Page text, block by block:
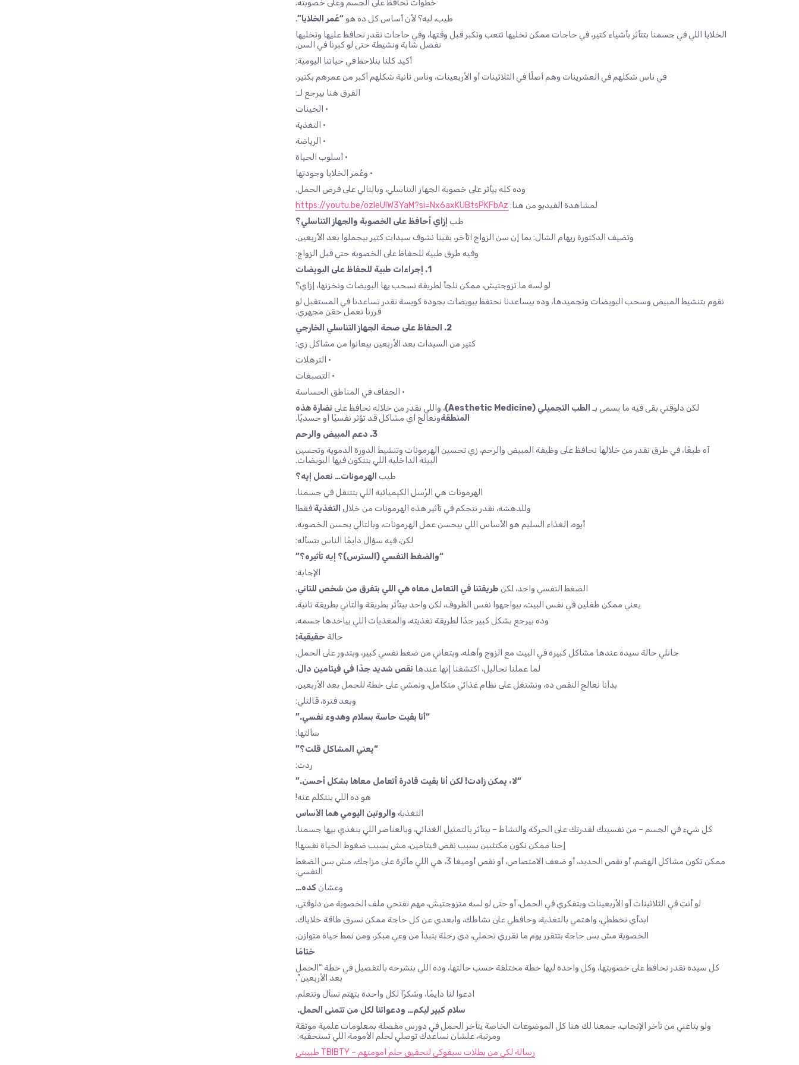
خطوات تحافظ على الجسم وعلى خصوبته.
طيب، ليه؟ لأن أساس كل ده هو “عُمر الخلايا”.
الخلايا اللي في جسمنا بتتأثر بأشياء كتير، في حاجات ممكن تخليها تتعب وتكبر قبل وقتها، وفي حاجات تقدر تحافظ عليها وتخليها
تفضل شابة ونشيطة حتى لو كبرنا في السن.
أكيد كلنا بنلاحظ في حياتنا اليومية:
في ناس شكلهم في العشرينات وهم أصلًا في الثلاثينات أو الأربعينات، وناس تانية شكلهم أكبر من عمرهم بكتير.
الفرق هنا بيرجع لـ:
• الجينات
• التغذية
• الرياضة
• أسلوب الحياة
• وعُمر الخلايا وجودتها
وده كله بيأثر على خصوبة الجهاز التناسلي، وبالتالي على فرص الحمل.
لمشاهدة الفيديو من هنا: https://youtu.be/ozleUIW3YaM?si=Nx6axKUBtsPKFbAz
طب إزاي أحافظ على الخصوبة والجهاز التناسلي؟
وتضيف الدكتورة ريهام الشال: بما إن سن الزواج اتأخر، بقينا نشوف سيدات كتير بيحملوا بعد الأربعين.
وفيه طرق طبية للحفاظ على الخصوبة حتى قبل الزواج:
1. إجراءات طبية للحفاظ على البويضات
لو لسه ما تزوجتيش، ممكن نلجأ لطريقة نسحب بها البويضات ونخزنها، إزاي؟
نقوم بتنشيط المبيض وسحب البويضات وتجميدها، وده بيساعدنا نحتفظ ببويضات بجودة كويسة تقدر تساعدنا في المستقبل لو
قررنا نعمل حقن مجهري.
2. الحفاظ على صحة الجهاز التناسلي الخارجي
كتير من السيدات بعد الأربعين بيعانوا من مشاكل زي:
• الترهلات
• التصبغات
• الجفاف في المناطق الحساسة
لكن دلوقتي بقى فيه ما يسمى بـ الطب التجميلي (Aesthetic Medicine) ، واللي نقدر من خلاله نحافظ على نضارة هذه
المنطقةونعالج أي مشاكل قد تؤثر نفسيًا أو جسديًا.
3. دعم المبيض والرحم
آه طبعًا، في طرق نقدر من خلالها نحافظ على وظيفة المبيض والرحم، زي تحسين الهرمونات وتنشيط الدورة الدموية وتحسين
البيئة الداخلية اللي بتتكون فيها البويضات.
طيب الهرمونات… نعمل إيه؟
الهرمونات هي الرُسل الكيميائية اللي بتتنقل في جسمنا.
وللدهشة، نقدر نتحكم في تأثير هذه الهرمونات من خلال التغذية فقط!
أيوه، الغذاء السليم هو الأساس اللي بيحسن عمل الهرمونات، وبالتالي يحسن الخصوبة.
لكن، فيه سؤال دايمًا الناس بتسأله:
“والضغط النفسي (السترس)؟ إيه تأثيره؟”
الإجابة:
الضغط النفسي واحد، لكن طريقتنا في التعامل معاه هي اللي بتفرق من شخص للتاني.
يعني ممكن طفلين في نفس البيت، بيواجهوا نفس الظروف، لكن واحد بيتأثر بطريقة والتاني بطريقة تانية.
وده بيرجع بشكل كبير جدًا لطريقة تغذيته، والمغذيات اللي بياخدها جسمه.
حالة حقيقية:
جاتلي حالة سيدة عندها مشاكل كبيرة في البيت مع الزوج وأهله، وبتعاني من ضغط نفسي كبير، وبتدور على الحمل.
لما عملنا تحاليل، اكتشفنا إنها عندها نقص شديد جدًا في فيتامين دال.
بدأنا نعالج النقص ده، ونشتغل على نظام غذائي متكامل، ونمشي على خطة للحمل بعد الأربعين.
وبعد فترة، قالتلي:
“أنا بقيت حاسة بسلام وهدوء نفسي.”
سألتها:
“يعني المشاكل قلت؟”
ردت:
“لا، يمكن زادت! لكن أنا بقيت قادرة أتعامل معاها بشكل أحسن.”
هو ده اللي بنتكلم عنه!
التغذية والروتين اليومي هما الأساس
كل شيء في الجسم – من نفسيتك لقدرتك على الحركة والنشاط – بيتأثر بالتمثيل الغذائي، وبالعناصر اللي بنغذي بيها جسمنا.
إحنا ممكن نكون مكتئبين بسبب نقص فيتامين، مش بسبب ضغوط الحياة نفسها!
ممكن تكون مشاكل الهضم، أو نقص الحديد، أو ضعف الامتصاص، أو نقص أوميغا 3، هي اللي مأثرة على مزاجك، مش بس الضغط
النفسي.
وعشان كده…
لو أنتِ في الثلاثينات أو الأربعينات وبتفكري في الحمل، أو حتى لو لسه متزوجتيش، مهم تفتحي ملف الخصوبة من دلوقتي.
ابدأي تخططي، واهتمي بالتغذية، وحافظي على نشاطك، وابعدي عن كل حاجة ممكن تسرق طاقة خلاياك.
الخصوبة مش بس حاجة بتتقرر يوم ما تقرري تحملي، دي رحلة بتبدأ من وعي مبكر، ومن نمط حياة متوازن.
ختامًا
كل سيدة تقدر تحافظ على خصوبتها، وكل واحدة ليها خطة مختلفة حسب حالتها، وده اللي بنشرحه بالتفصيل في خطة “الحمل
بعد الأربعين”.
ادعوا لنا دايمًا، وشكرًا لكل واحدة بتهتم تسأل وتتعلم.
سلام كبير ليكم… ودعواتنا لكل من تتمنى الحمل.
ولو بتاعني من تأخر الإنجاب، جمعنا لك هنا كل الموضوعات الخاصة بتأخر الحمل في دورس مفصلة بمعلومات علمية موثقة
ومرتبة، علشان نساعدك توصلي لحلم الأمومة اللي تستحقيه:
رسالة لكي من بطلات سبقوكي لتحقيق حلم أمومتهم – TBIBTY طبيبتي